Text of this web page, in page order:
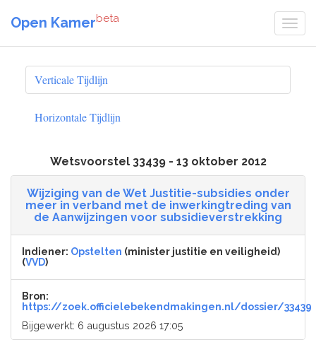
Open Kamerbeta
Verticale Tijdlijn
Horizontale Tijdlijn
Wetsvoorstel 33439 - 13 oktober 2012
Wijziging van de Wet Justitie-subsidies onder
meer in verband met de inwerkingtreding van
de Aanwijzingen voor subsidieverstrekking
Indiener: Opstelten (minister justitie en veiligheid)
(VVD)
Bron:
https://zoek.officielebekendmakingen.nl/dossier/33439
Bijgewerkt: 6 augustus 2026 17:05